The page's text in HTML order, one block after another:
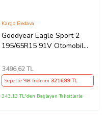
Goodyear Eagle Sport 2
195/65R15 91V Otomobil
2025)
Kargo Bedava
3496,62 TL
Sepette %8 İndirim3216,89 TL
343,13 TL'den Başlayan Taksitlerle